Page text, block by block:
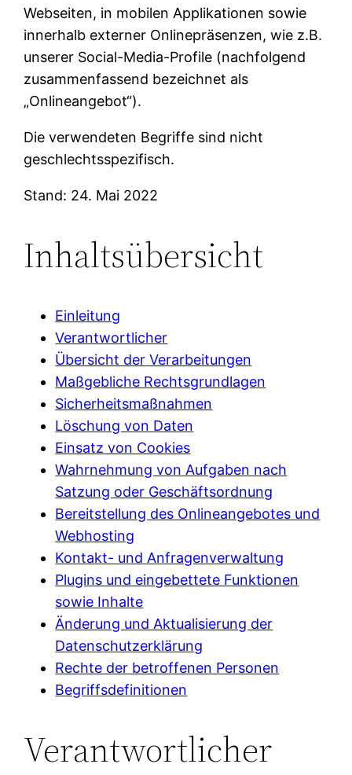
Webseiten, in mobilen Applikationen sowie
innerhalb externer Onlinepräsenzen, wie z.B.
unserer Social-Media-Profile (nachfolgend
zusammenfassend bezeichnet als
„Onlineangebot“).
Die verwendeten Begriffe sind nicht
geschlechtsspezifisch.
Stand: 24. Mai 2022
Inhaltsübersicht
Einleitung
Verantwortlicher
Übersicht der Verarbeitungen
Maßgebliche Rechtsgrundlagen
Sicherheitsmaßnahmen
Löschung von Daten
Einsatz von Cookies
Wahrnehmung von Aufgaben nach
Satzung oder Geschäftsordnung
Bereitstellung des Onlineangebotes und
Webhosting
Kontakt- und Anfragenverwaltung
Plugins und eingebettete Funktionen
sowie Inhalte
Änderung und Aktualisierung der
Datenschutzerklärung
Rechte der betroffenen Personen
Begriffsdefinitionen
Verantwortlicher